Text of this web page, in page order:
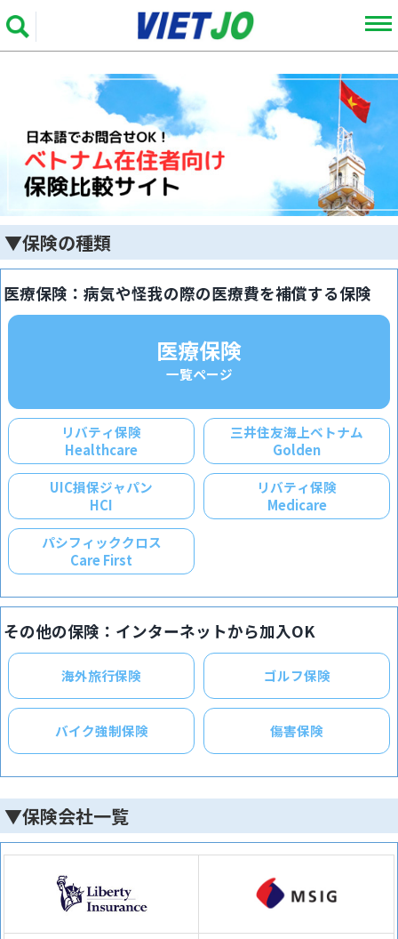
▼保険の種類
医療保険： 病気や怪我の際の医療費を補償する保険
医療保険
一覧ページ
リバティ保険
Healthcare
三井住友海上ベトナム
Golden
UIC損保ジャパン
HCI
リバティ保険
Medicare
パシフィッククロス
Care First
その他の保険： インターネットから加入OK
海外旅行保険 ゴルフ保険
バイク強制保険 傷害保険
▼保険会社一覧